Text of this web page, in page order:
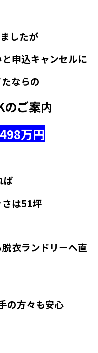
したが
申込キャンセルに
ならの
のご案内
万円
ば
は51坪
衣ランドリーへ直
の方々も安心